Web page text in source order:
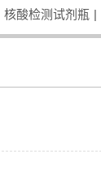
核酸检测试剂瓶 |